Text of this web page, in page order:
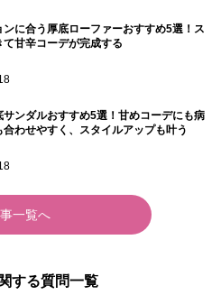
に合う厚底ローファーおすすめ5選！ス
甘辛コーデが完成する
サンダルおすすめ5選！甘めコーデにも病
わせやすく、スタイルアップも叶う
一覧へ
する質問一覧